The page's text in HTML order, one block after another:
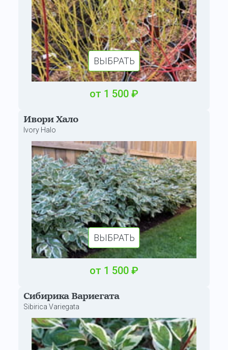
ВЫБРАТЬ
от 1 500 ₽
Ивори Хало
Ivory Halo
ВЫБРАТЬ
от 1 500 ₽
Сибирика Вариегата
Sibirica Variegata